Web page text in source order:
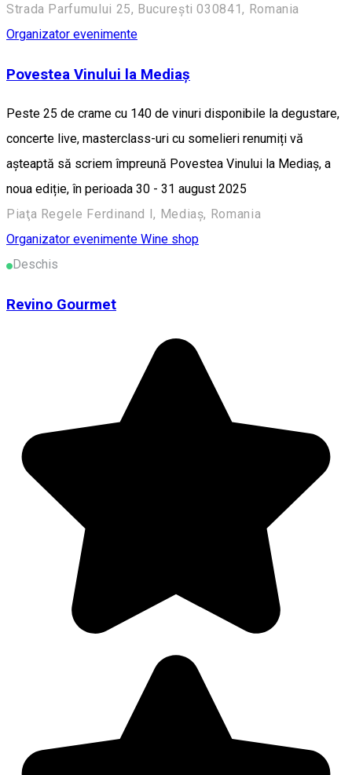
Strada Parfumului 25, București 030841, Romania
Organizator evenimente
Povestea Vinului la Mediaș
Peste 25 de crame cu 140 de vinuri disponibile la degustare,
concerte live, masterclass-uri cu somelieri renumiți vă
așteaptă să scriem împreună Povestea Vinului la Mediaș, a
noua ediție, în perioada 30 - 31 august 2025
Piaţa Regele Ferdinand I, Mediaș, Romania
Organizator evenimente Wine shop
Deschis
Revino Gourmet